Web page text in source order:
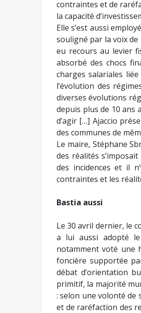
contraintes et de
la capacité
Elle s’est aussi
souligné par la voix de
eu recours au levier
absorbé des chocs
charges salariales
l’évolution des
diverses évolutions
depuis plus de 10 ans
d’agir […] Ajaccio
des communes de
Le maire, Stéphane
des réalités
des incidences et il
contraintes et les
Bastia aussi
Le 30 avril dernier, le
a lui aussi adopté
notamment voté une
foncière supportée
débat d’orientation
primitif, la majorité
: selon une volonté de
et de raréfaction des